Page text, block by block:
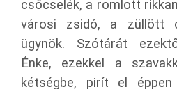
csőcselék, a romlott
városi zsidó, a züllött
ügynök. Szótárát
Énke, ezekkel a
kétségbe, pirít el